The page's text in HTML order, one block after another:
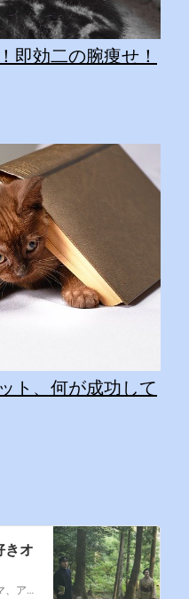
即効二の腕痩せ！
ト、何が成功して
きオ
猫好き父さんがテレビ番組やドラマ、アニメ、特撮ヒーロー,そしてダイエットについて書いたブログです。